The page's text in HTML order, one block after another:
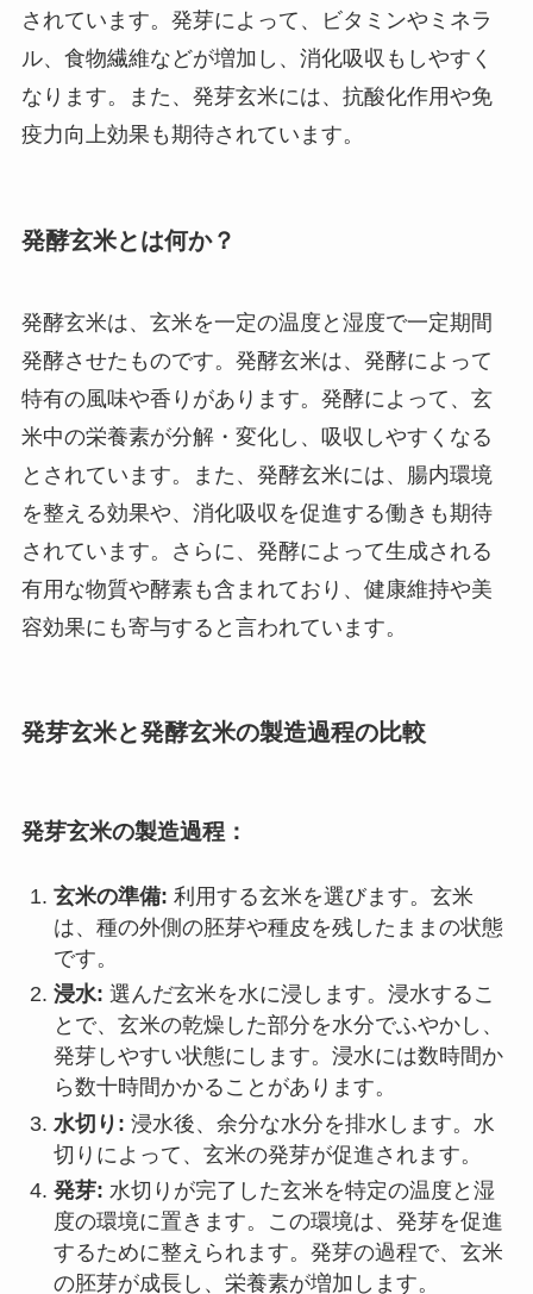
されています。発芽によって、ビタミンやミネラ
ル、食物繊維などが増加し、消化吸収もしやすく
なります。また、発芽玄米には、抗酸化作用や免
疫力向上効果も期待されています。
発酵玄米とは何か？
発酵玄米は、玄米を一定の温度と湿度で一定期間
発酵させたものです。発酵玄米は、発酵によって
特有の風味や香りがあります。発酵によって、玄
米中の栄養素が分解・変化し、吸収しやすくなる
とされています。また、発酵玄米には、腸内環境
を整える効果や、消化吸収を促進する働きも期待
されています。さらに、発酵によって生成される
有用な物質や酵素も含まれており、健康維持や美
容効果にも寄与すると言われています。
発芽玄米と発酵玄米の製造過程の比較
発芽玄米の製造過程：
玄米の準備: 利用する玄米を選びます。玄米
は、種の外側の胚芽や種皮を残したままの状態
です。
浸水: 選んだ玄米を水に浸します。浸水するこ
とで、玄米の乾燥した部分を水分でふやかし、
発芽しやすい状態にします。浸水には数時間か
ら数十時間かかることがあります。
水切り: 浸水後、余分な水分を排水します。水
切りによって、玄米の発芽が促進されます。
発芽: 水切りが完了した玄米を特定の温度と湿
度の環境に置きます。この環境は、発芽を促進
するために整えられます。発芽の過程で、玄米
の胚芽が成長し、栄養素が増加します。